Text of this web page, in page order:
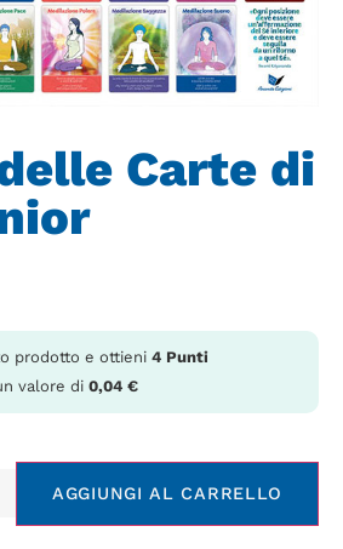
Carte di
prodotto e ottieni 4 Punti
valore di 0,04 €
AGGIUNGI AL CARRELLO